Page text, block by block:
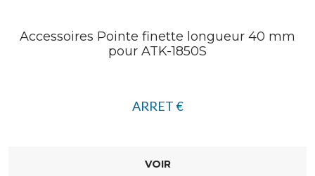
Accessoires Pointe finette longueur 40 mm
pour ATK-1850S
ARRET€
VOIR